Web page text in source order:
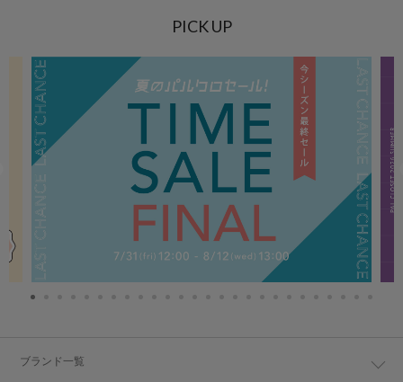
PICK UP
ブランド一覧